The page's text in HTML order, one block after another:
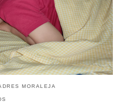
MORALEJA